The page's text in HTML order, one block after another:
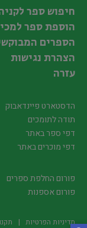
חיפוש ספר
הוספת ספר
הספרים
הצהרת נגישות
עזרה
הדסטארט פיינדאבוק
תודה לתומכים
דפי ספר באתר
דפי מוכרים באתר
פורום החלפת ספרים
פורום אספנות
מדיניות הפרטיות